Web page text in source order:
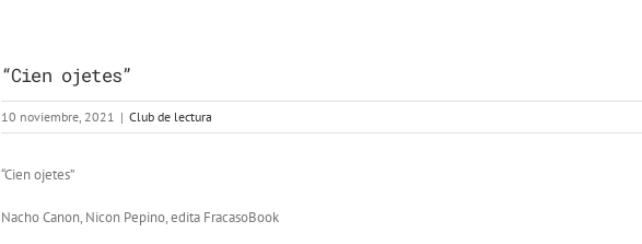
“Cien ojetes”
10 noviembre, 2021 | Club de lectura
“Cien ojetes”
Nacho Canon, Nicon Pepino, edita FracasoBook